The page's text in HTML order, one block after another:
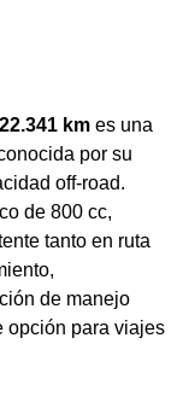
km es una
por su
off-road.
de 800 cc,
tanto en ruta
de manejo
opción para viajes